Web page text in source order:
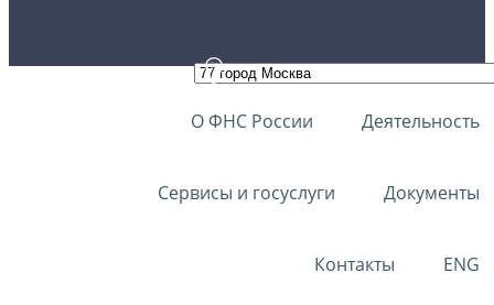
О ФНС России Деятельность
Сервисы и госуслуги Документы
Контакты ENG